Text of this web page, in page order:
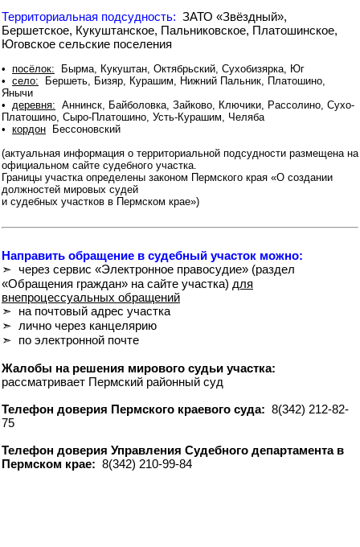
Территориальная подсудность: ЗАТО «Звёздный»,
Бершетское, Кукуштанское, Пальниковское, Платошинское,
Юговское сельские поселения
• посёлок: Бырма, Кукуштан, Октябрьский, Сухобизярка, Юг
• село: Бершеть, Бизяр, Курашим, Нижний Пальник, Платошино,
Янычи
• деревня: Аннинск, Байболовка, Зайково, Ключики, Рассолино, Сухо-
Платошино, Сыро-Платошино, Усть-Курашим, Челяба
• кордон Бессоновский
(актуальная информация о территориальной подсудности размещена на
официальном сайте судебного участка.
Границы участка определены законом Пермского края «О создании
должностей мировых судей
и судебных участков в Пермском крае»)
Направить обращение в судебный участок можно:
➣ через сервис «Электронное правосудие» (раздел
«Обращения граждан» на сайте участка) для
внепроцессуальных обращений
➣ на почтовый адрес участка
➣ лично через канцелярию
➣ по электронной почте
Жалобы на решения мирового судьи участка:
рассматривает Пермский районный суд
Телефон доверия Пермского краевого суда: 8(342) 212-82-
75
Телефон доверия Управления Судебного департамента в
Пермском крае: 8(342) 210-99-84